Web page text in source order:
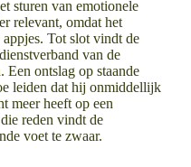
sturen van emotionele
relevant, omdat het
Tot slot vindt de
van de
ontslag op staande
leiden dat hij onmiddellijk
meer heeft op een
reden vindt de
voet te zwaar.